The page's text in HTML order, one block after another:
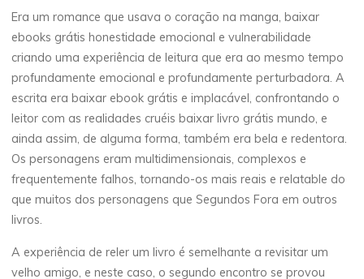
La
thérapeute
S
e
g
u
n
Era um romance que usava o coração na manga, baixar
ebooks grátis honestidade emocional e vulnerabilidade
criando uma experiência de leitura que era ao mesmo tempo
profundamente emocional e profundamente perturbadora. A
escrita era baixar ebook grátis e implacável, confrontando o
leitor com as realidades cruéis baixar livro grátis mundo, e
ainda assim, de alguma forma, também era bela e redentora.
Os personagens eram multidimensionais, complexos e
frequentemente falhos, tornando-os mais reais e relatable do
que muitos dos personagens que Segundos Fora em outros
livros.
A experiência de reler um livro é semelhante a revisitar um
velho amigo, e neste caso, o segundo encontro se provou